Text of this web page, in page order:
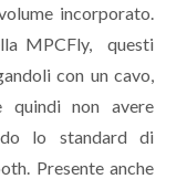
incorporato.
MPCFly, questi
con un cavo,
quindi non avere
lo standard di
Presente anche